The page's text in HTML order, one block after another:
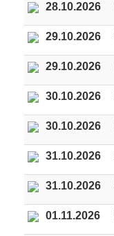
28.10.2026
29.10.2026
29.10.2026
30.10.2026
30.10.2026
31.10.2026
31.10.2026
01.11.2026